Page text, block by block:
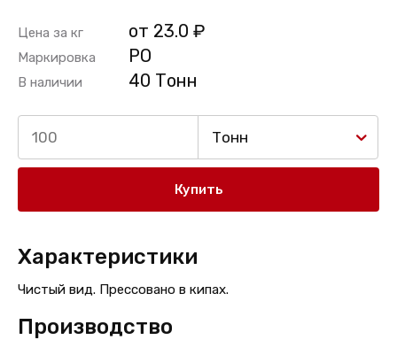
Цена за кг от 23.0 ₽
Маркировка PO
В наличии 40 Тонн
Тонн
Купить
Характеристики
Чистый вид. Прессовано в кипах.
Производство